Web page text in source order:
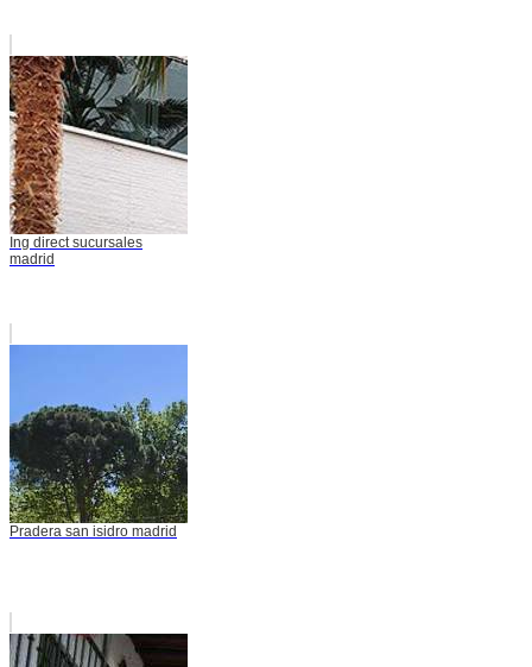
Ing direct sucursales
madrid
Pradera san isidro madrid